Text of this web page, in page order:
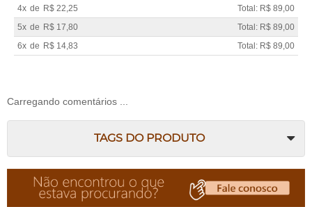
4x de R$ 22,25
Total: R$ 89,00
5x de R$ 17,80
Total: R$ 89,00
6x de R$ 14,83 Total: R$ 89,00
Carregando comentários ...
TAGS DO PRODUTO